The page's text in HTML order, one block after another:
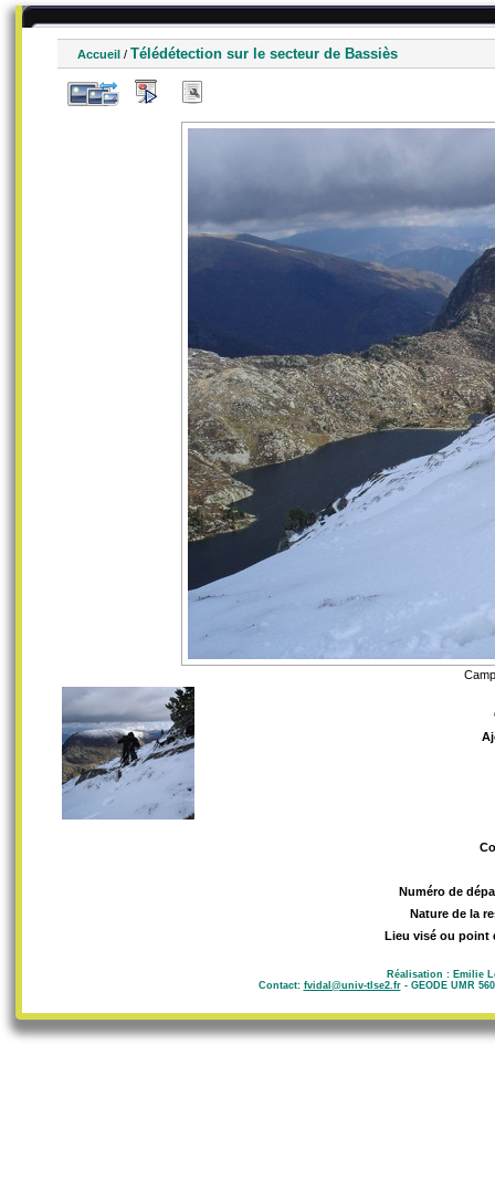
Accueil / Télédétection sur le secteur de Bassiès
Numéro de
Nature de la
Lieu visé ou point
Réalisation : Emilie
Contact: fvidal@univ-tlse2.fr- GEODE UMR